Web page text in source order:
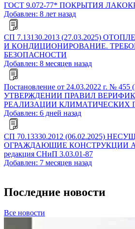
ГОСТ 9.072-77* ПОКРЫТИЯ
Добавлен: 8 лет назад
СП 7.13130.2013 (27.03.2025)
И КОНДИЦИОНИРОВАНИЕ.
БЕЗОПАСНОСТИ
Добавлен: 8 месяцев назад
Постановление от 24.03.2022 г. № 455
УТВЕРЖДЕНИИ ПРАВИЛ
РЕАЛИЗАЦИИ КЛИМАТИЧЕСКИХ
Добавлен: 6 дней назад
СП 70.13330.2012 (06.02.2025)
ОГРАЖДАЮЩИЕ КОНСТРУКЦИИ
редакция СНиП 3.03.01-87
Добавлен: 7 месяцев назад
Последние новости
Все новости